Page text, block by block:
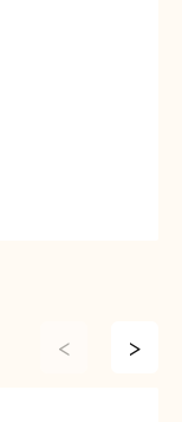
< >